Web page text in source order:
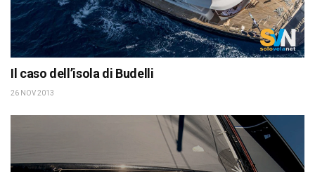
Il caso dell’isola di Budelli
26 NOV 2013